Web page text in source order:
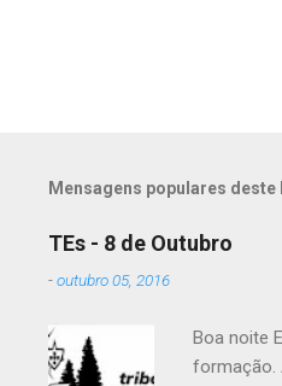
Mensagens populares deste
TEs - 8 de Outubro
-outubro 05, 2016
Boa noite
formação.